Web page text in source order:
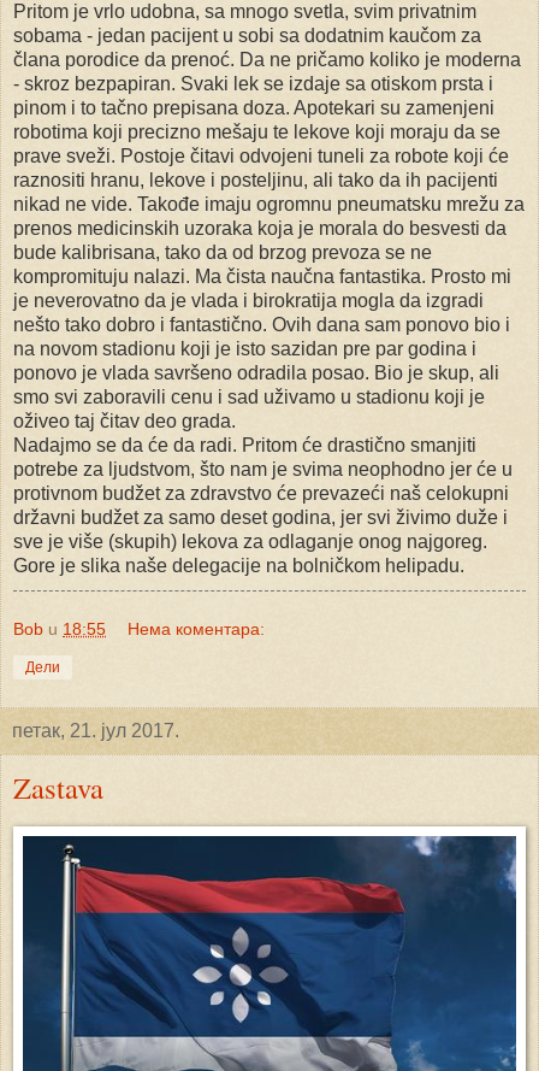
Pritom je vrlo udobna, sa mnogo svetla, svim privatnim
sobama - jedan pacijent u sobi sa dodatnim kaučom za
člana porodice da prenoć. Da ne pričamo koliko je moderna
- skroz bezpapiran. Svaki lek se izdaje sa otiskom prsta i
pinom i to tačno prepisana doza. Apotekari su zamenjeni
robotima koji precizno mešaju te lekove koji moraju da se
prave sveži. Postoje čitavi odvojeni tuneli za robote koji će
raznositi hranu, lekove i posteljinu, ali tako da ih pacijenti
nikad ne vide. Takođe imaju ogromnu pneumatsku mrežu za
prenos medicinskih uzoraka koja je morala do besvesti da
bude kalibrisana, tako da od brzog prevoza se ne
kompromituju nalazi. Ma čista naučna fantastika. Prosto mi
je neverovatno da je vlada i birokratija mogla da izgradi
nešto tako dobro i fantastično. Ovih dana sam ponovo bio i
na novom stadionu koji je isto sazidan pre par godina i
ponovo je vlada savršeno odradila posao. Bio je skup, ali
smo svi zaboravili cenu i sad uživamo u stadionu koji je
oživeo taj čitav deo grada.
Nadajmo se da će da radi. Pritom će drastično smanjiti
potrebe za ljudstvom, što nam je svima neophodno jer će u
protivnom budžet za zdravstvo će prevazeći naš celokupni
državni budžet za samo deset godina, jer svi živimo duže i
sve je više (skupih) lekova za odlaganje onog najgoreg.
Gore je slika naše delegacije na bolničkom helipadu.
Bob u 18:55 Нема коментара:
Дели
петак, 21. јул 2017.
Zastava